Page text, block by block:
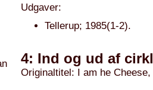
Udgaver:
Tellerup; 1985(1-2).
4: Ind og ud af
Originaltitel: I am he Cheese,